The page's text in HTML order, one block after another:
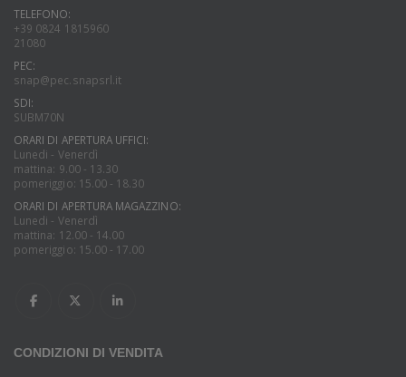
TELEFONO:
+39 0824 1815960
21080
PEC:
snap@pec.snapsrl.it
SDI:
SUBM70N
ORARI DI APERTURA UFFICI:
Lunedi - Venerdì
mattina: 9.00 - 13.30
pomeriggio: 15.00 - 18.30
ORARI DI APERTURA MAGAZZINO:
Lunedi - Venerdì
mattina: 12.00 - 14.00
pomeriggio: 15.00 - 17.00
CONDIZIONI DI VENDITA